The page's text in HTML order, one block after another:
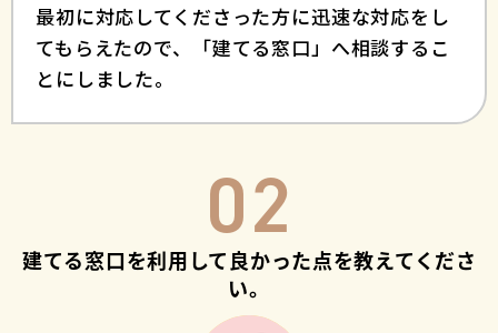
最初に対応してくださった方に迅速な対応をし
てもらえたので、「建てる窓口」へ相談するこ
とにしました。
02
建てる窓口を利用して良かった点を教えてくださ
い。